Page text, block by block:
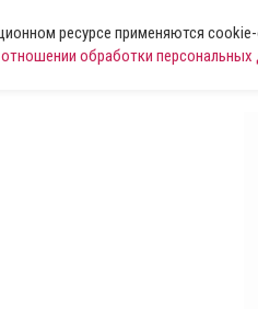
ресурсе применяются
обработки персональных